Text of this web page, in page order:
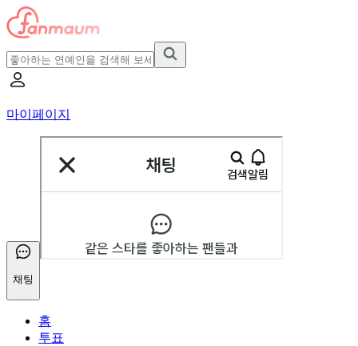
마이페이지
채팅
홈
투표